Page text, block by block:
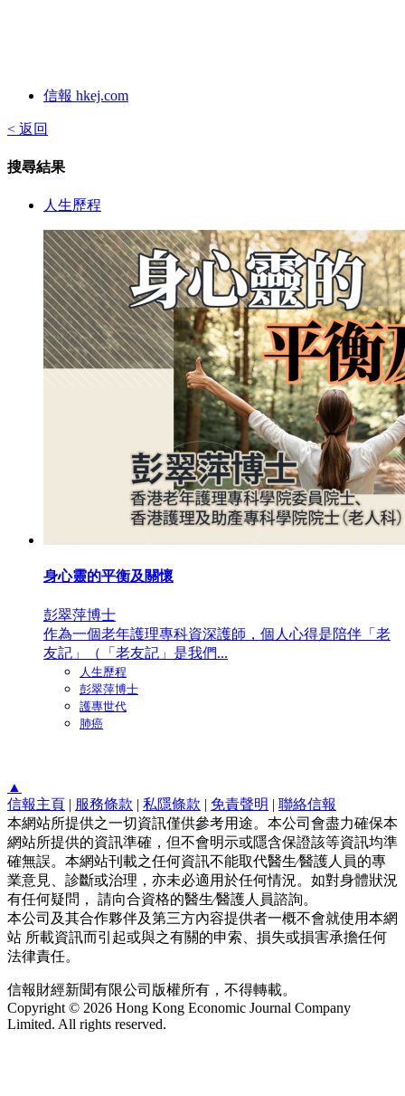
信報 hkej.com
< 返回
搜尋結果
人生歷程
身心靈的平衡及關懷
彭翠萍博士
作為一個老年護理專科資深護師，個人心得是陪伴「老
友記」（「老友記」是我們...
人生歷程
彭翠萍博士
護專世代
肺癌
▲
信報主頁 | 服務條款 | 私隱條款 | 免責聲明 | 聯絡信報
本網站所提供之一切資訊僅供參考用途。本公司會盡力確保本
網站所提供的資訊準確，但不會明示或隱含保證該等資訊均準
確無誤。本網站刊載之任何資訊不能取代醫生∕醫護人員的專
業意見、診斷或治理，亦未必適用於任何情況。如對身體狀況
有任何疑問， 請向合資格的醫生∕醫護人員諮詢。
本公司及其合作夥伴及第三方內容提供者一概不會就使用本網
站 所載資訊而引起或與之有關的申索、損失或損害承擔任何
法律責任。
信報財經新聞有限公司版權所有，不得轉載。
Copyright © 2026 Hong Kong Economic Journal Company
Limited. All rights reserved.